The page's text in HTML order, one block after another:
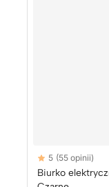
Reviews
5 out of 5 stars
5 (55 opinii)
Biurko